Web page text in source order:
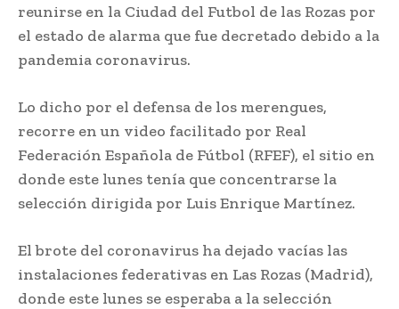
reunirse en la Ciudad del Futbol de las Rozas por
el estado de alarma que fue decretado debido a la
pandemia coronavirus.
Lo dicho por el defensa de los merengues,
recorre en un video facilitado por Real
Federación Española de Fútbol (RFEF), el sitio en
donde este lunes tenía que concentrarse la
selección dirigida por Luis Enrique Martínez.
El brote del coronavirus ha dejado vacías las
instalaciones federativas en Las Rozas (Madrid),
donde este lunes se esperaba a la selección